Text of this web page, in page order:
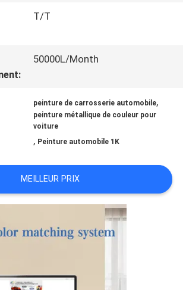
T/T
50000L/Month
peinture de carrosserie automobile,
peinture métallique de couleur pour
voiture
, Peinture automobile 1K
MEILLEUR PRIX